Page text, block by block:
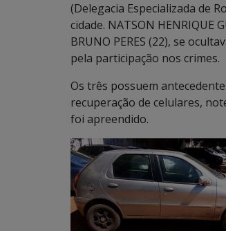
(Delegacia Especializada de
cidade. NATSON HENRIQUE
BRUNO PERES (22), se
pela participação nos crimes.
Os três possuem
recuperação de celulares,
foi apreendido.